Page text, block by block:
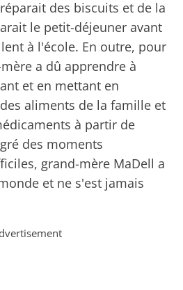
des biscuits et de la
le petit-déjeuner avant
à l'école. En outre, pour
a dû apprendre à
et en mettant en
aliments de la famille et
à partir de
des moments
grand-mère MaDell a
et ne s'est jamais